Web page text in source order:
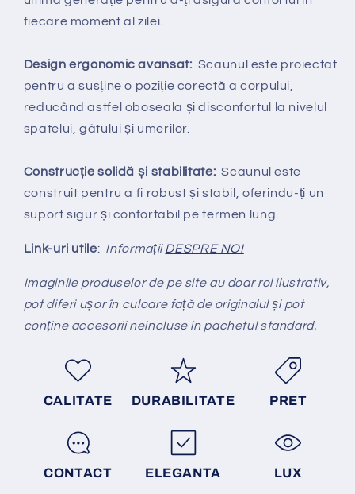
fiecare moment al zilei.
Design ergonomic avansat: Scaunul este proiectat
pentru a susține o poziție corectă a corpului,
reducând astfel oboseala și disconfortul la nivelul
spatelui, gâtului și umerilor.
Construcție solidă și stabilitate:Scaunul este
construit pentru a fi robust și stabil, oferindu-ți un
suport sigur și confortabil pe termen lung.
Link-uri utile: InformațiiDESPRE NOI
Imaginile produselor de pe site au doar rol ilustrativ,
pot diferi ușor în culoare față de originalul și pot
conține accesorii neincluse în pachetul standard.
CALITATE DURABILITATE PRET
CONTACT ELEGANTA LUX